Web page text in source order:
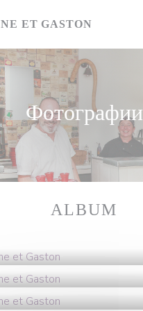
ET GASTON
Фотографии
ALBUM